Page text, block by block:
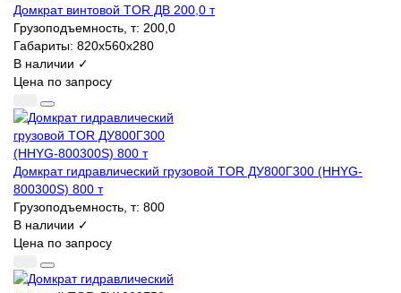
Домкрат винтовой TOR ДВ 200,0 т
Грузоподъемность, т: 200,0
Габариты: 820х560х280
В наличии ✓
Цена по запросу
Домкрат гидравлический грузовой TOR ДУ800Г300 (HHYG-
800300S) 800 т
Грузоподъемность, т: 800
В наличии ✓
Цена по запросу